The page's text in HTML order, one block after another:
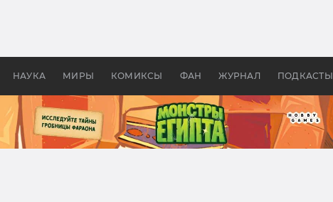
НАУКА МИРЫ КОМИКСЫ ФАН ЖУРНАЛ ПОДКАСТЫ
бы «Властелина колец»
Древней Грецией